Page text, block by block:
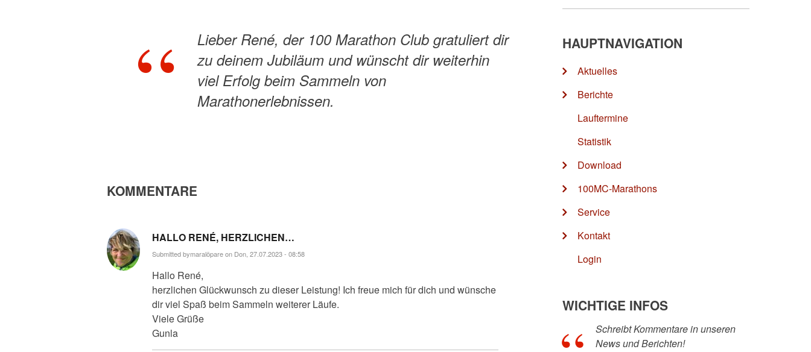
Lieber René, der 100 Marathon Club gratuliert dir
zu deinem Jubiläum und wünscht dir weiterhin
viel Erfolg beim Sammeln von
Marathonerlebnissen.
KOMMENTARE
HALLO RENÉ, HERZLICHEN…
Submitted bymaralöpareon Don, 27.07.2023 - 08:58
Hallo René,
herzlichen Glückwunsch zu dieser Leistung! Ich freue mich für dich und wünsche
dir viel Spaß beim Sammeln weiterer Läufe.
Viele Grüße
Gunla
HAUPTNAVIGATION
Aktuelles
Berichte
Lauftermine
Statistik
Download
100MC-Marathons
Service
Kontakt
Login
WICHTIGE INFOS
Schreibt Kommentare in unseren
News und Berichten!